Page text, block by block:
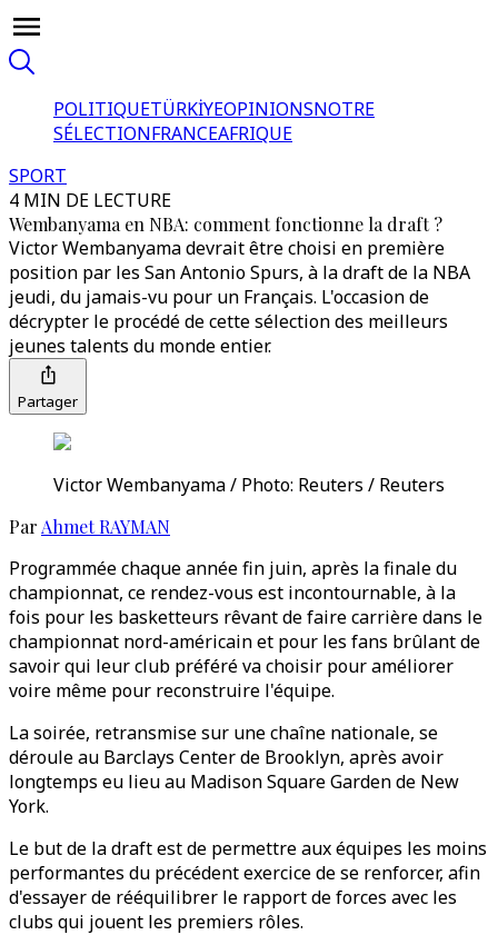
POLITIQUETÜRKİYEOPINIONSNOTRE
SÉLECTIONFRANCEAFRIQUE
SPORT
4 MIN DE LECTURE
Wembanyama en NBA: comment fonctionne la draft ?
Victor Wembanyama devrait être choisi en première
position par les San Antonio Spurs, à la draft de la NBA
jeudi, du jamais-vu pour un Français. L'occasion de
décrypter le procédé de cette sélection des meilleurs
jeunes talents du monde entier.
Partager
Victor Wembanyama / Photo: Reuters / Reuters
Par Ahmet RAYMAN
Programmée chaque année fin juin, après la finale du
championnat, ce rendez-vous est incontournable, à la
fois pour les basketteurs rêvant de faire carrière dans le
championnat nord-américain et pour les fans brûlant de
savoir qui leur club préféré va choisir pour améliorer
voire même pour reconstruire l'équipe.
La soirée, retransmise sur une chaîne nationale, se
déroule au Barclays Center de Brooklyn, après avoir
longtemps eu lieu au Madison Square Garden de New
York.
Le but de la draft est de permettre aux équipes les moins
performantes du précédent exercice de se renforcer, afin
d'essayer de rééquilibrer le rapport de forces avec les
clubs qui jouent les premiers rôles.